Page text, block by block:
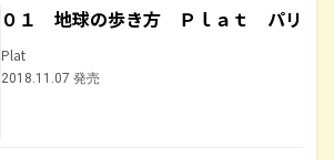
０１ 地球の歩き方 Ｐｌａｔ パリ
Plat
2018.11.07 発売